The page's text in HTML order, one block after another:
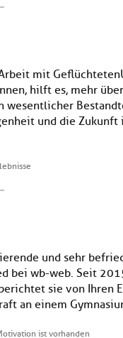
mit Geflüchteten
hilft es, mehr
wesentlicher
und die Zukunft
und sehr
bei wb-web. Seit
sie von Ihren
an einem
ist vorhanden